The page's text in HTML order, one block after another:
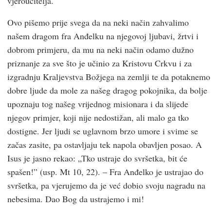
Ovo pišemo prije svega da na neki način zahvalimo
našem dragom fra Anđelku na njegovoj ljubavi, žrtvi i
dobrom primjeru, da mu na neki način odamo dužno
priznanje za sve što je učinio za Kristovu Crkvu i za
izgradnju Kraljevstva Božjega na zemlji te da potaknemo
dobre ljude da mole za našeg dragog pokojnika, da bolje
upoznaju tog našeg vrijednog misionara i da slijede
njegov primjer, koji nije nedostižan, ali malo ga tko
dostigne. Jer ljudi se uglavnom brzo umore i svime se
začas zasite, pa ostavljaju tek napola obavljen posao. A
Isus je jasno rekao: „Tko ustraje do svršetka, bit će
spašen!” (usp. Mt 10, 22). – Fra Anđelko je ustrajao do
svršetka, pa vjerujemo da je već dobio svoju nagradu na
nebesima. Dao Bog da ustrajemo i mi!